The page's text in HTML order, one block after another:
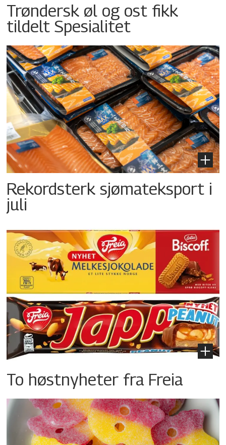
Trøndersk øl og ost fikk
tildelt Spesialitet
Rekordsterk sjømateksport i
juli
To høstnyheter fra Freia